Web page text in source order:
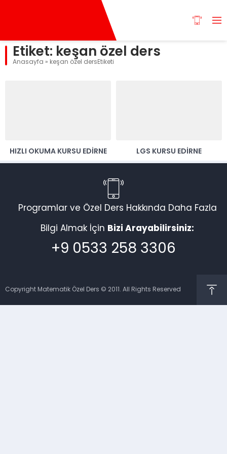
Etiket: keşan özel ders
Anasayfa » keşan özel dersEtiketi
HIZLI OKUMA KURSU EDİRNE LGS KURSU EDİRNE
Programlar ve Özel Ders Hakkında Daha Fazla
Bilgi Almak İçin Bizi Arayabilirsiniz:
+9 0533 258 3306
Copyright Matematik Özel Ders © 2011. All Rights Reserved